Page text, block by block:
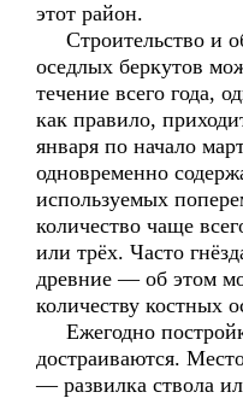
этот район.
Строительство и
оседлых беркутов
течение всего года,
как правило,
января по начало
одновременно
используемых
количество чаще
или трёх. Часто
древние — об этом
количеству костных
Ежегодно
достраиваются.
— развилка ствола